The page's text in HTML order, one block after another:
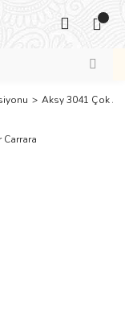
Aksy 3041 Çok